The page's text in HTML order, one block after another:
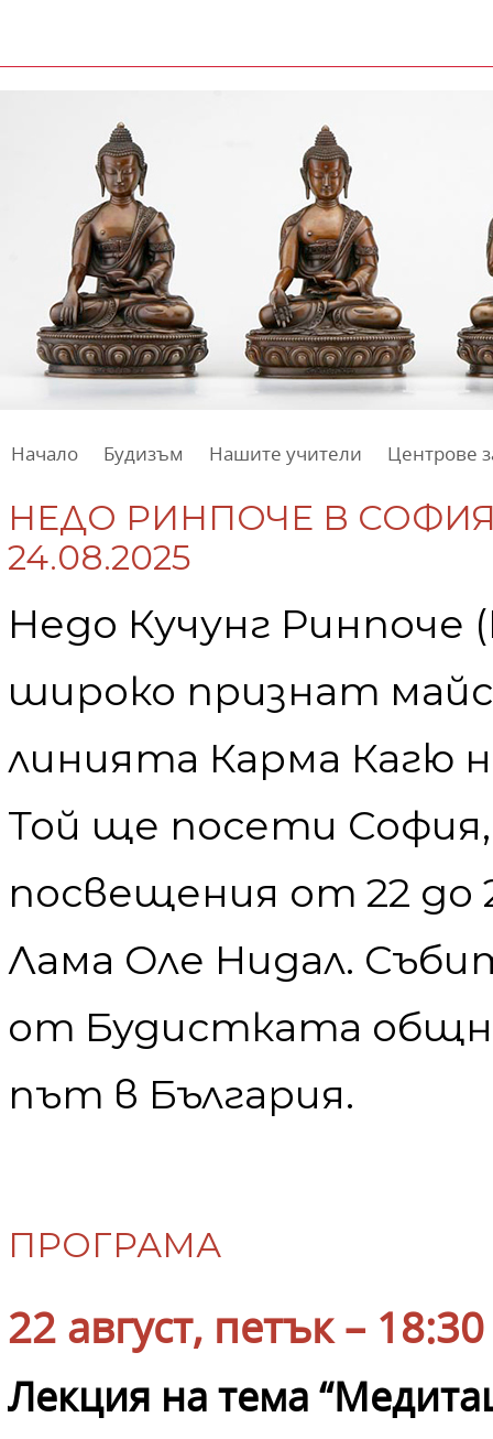
Начало Будизъм Нашите учители Центрове
НЕДО РИНПОЧЕ В СОФИЯ
24.08.2025
Недо Кучунг Ринпоче
широко признат
линията Карма Кагю
Той ще посети София,
посвещения от 22 до
Лама Оле Нидал.
от Будистката
път в България.
ПРОГРАМА
22 август, петък –
Лекция на тема